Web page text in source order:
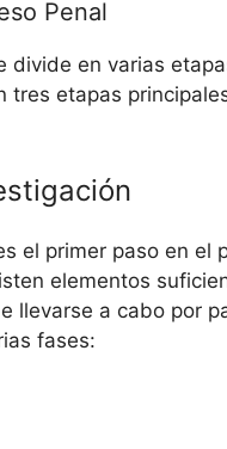
Penal
divide en varias
tres etapas
el primer paso en el
elementos
llevarse a cabo por
fases: